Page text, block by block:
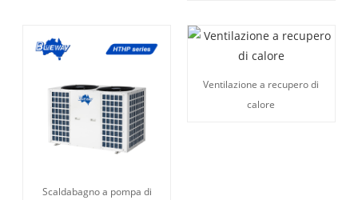
Scaldabagno a pompa di
Ventilazione a recupero di
calore